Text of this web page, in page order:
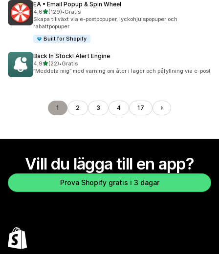
EA • Email Popup & Spin Wheel
4,6av 5 stjärnor
(129)
129 recensioner totalt
•Gratis
Skapa tillväxt via e-postpopuper, lyckohjulspopuper och
rabattpopuper
Built for Shopify
Back In Stock! Alert Engine
4,9av 5 stjärnor
(22)
22 recensioner totalt
•Gratis
”Meddela mig” med varning om åter i lager och påfyllning via e-post
1 2 3 4 17
Vill du lägga till en app?
Prova Shopify gratis i 3 dagar